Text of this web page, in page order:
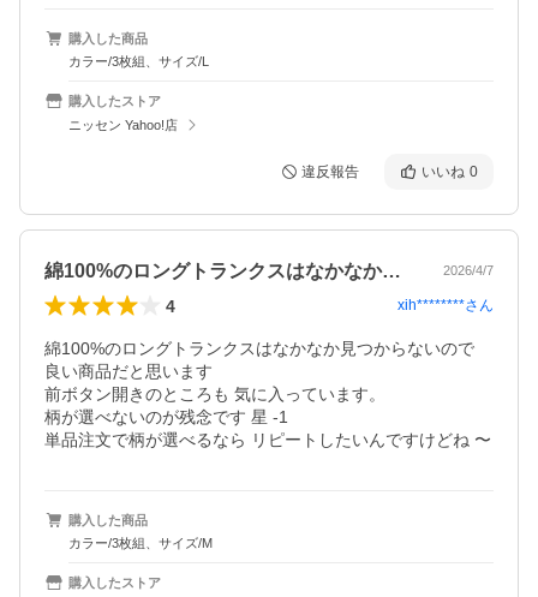
購入した商品
カラー/3枚組、サイズ/L
購入したストア
ニッセン Yahoo!店
違反報告 いいね 0
綿100%のロングトランクスはなかなか… 2026/4/7
4 xih********さん
綿100%のロングトランクスはなかなか見つからないので
良い商品だと思います
前ボタン開きのところも 気に入っています。
柄が選べないのが残念です 星 -1
単品注文で柄が選べるなら リピートしたいんですけどね 〜
購入した商品
カラー/3枚組、サイズ/M
購入したストア